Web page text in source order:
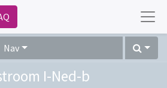
Nav
I-Ned-b